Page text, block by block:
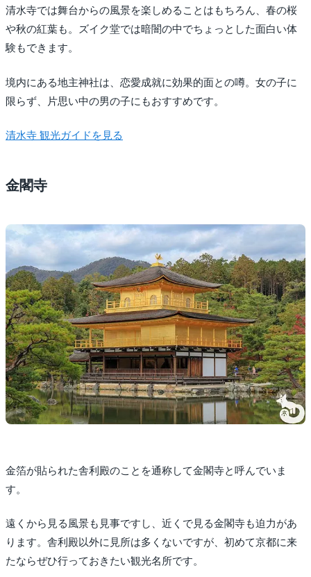
清水寺では舞台からの風景を楽しめることはもちろん、春の桜
や秋の紅葉も。ズイク堂では暗闇の中でちょっとした面白い体
験もできます。
境内にある地主神社は、恋愛成就に効果的面との噂。女の子に
限らず、片思い中の男の子にもおすすめです。
清水寺 観光ガイドを見る
金閣寺
金箔が貼られた舎利殿のことを通称して金閣寺と呼んでいま
す。
遠くから見る風景も見事ですし、近くで見る金閣寺も迫力があ
ります。舎利殿以外に見所は多くないですが、初めて京都に来
たならぜひ行っておきたい観光名所です。